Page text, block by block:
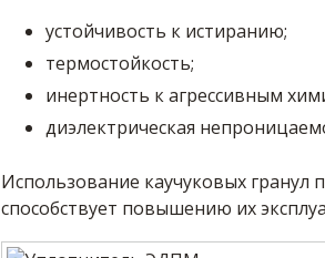
устойчивость к истиранию;
термостойкость;
инертность к агрессивным
диэлектрическая
Использование каучуковых
способствует повышению их